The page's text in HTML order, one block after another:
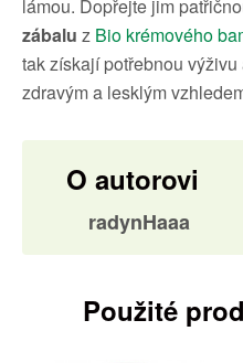
lámou. Dopřejte jim
zábalu z Bio krémového
tak získají potřebnou
zdravým a lesklým
O autorovi
radynHaaa
Použité